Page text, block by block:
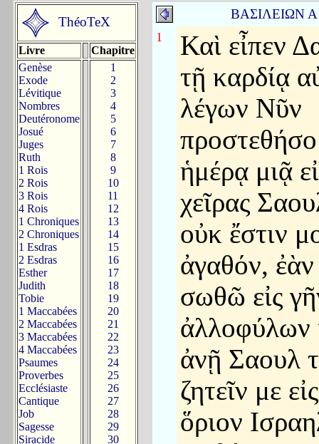
ThéoTeX
Livre
Chapitre
Genèse
Exode
Lévitique
Nombres
Deutéronome
Josué
Juges
Ruth
1 Rois
2 Rois
3 Rois
4 Rois
1 Chroniques
2 Chroniques
1 Esdras
2 Esdras
Esther
Judith
Tobie
1 Maccabées
2 Maccabées
3 Maccabées
4 Maccabées
Psaumes
Proverbes
Ecclésiaste
Cantique
Job
Sagesse
Siracide
1
2
3
4
5
6
7
8
9
10
11
12
13
14
15
16
17
18
19
20
21
22
23
24
25
26
27
28
29
30
ΒΑΣΙΛΕΙΩΝ
1
Καὶ εἶπεν
τῇ καρδίᾳ
λέγων Νῦν
ἡμέρᾳ μιᾷ
χεῖρας
οὐκ ἔστιν
ἀγαθόν,
σωθῶ εἰς
ἀλλοφύλων
ἀνῇ Σαουλ
ζητεῖν με
ὅριον